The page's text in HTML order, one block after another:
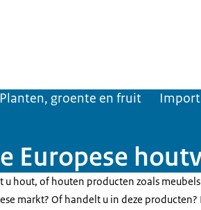
Planten, groente en fruit
Europese
u hout, of houten producten zoals
markt? Of handelt u in deze